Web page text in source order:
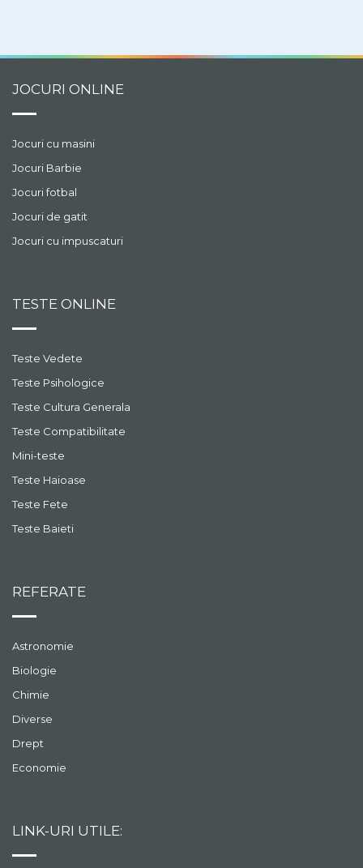
JOCURI ONLINE
Jocuri cu masini
Jocuri Barbie
Jocuri fotbal
Jocuri de gatit
Jocuri cu impuscaturi
TESTE ONLINE
Teste Vedete
Teste Psihologice
Teste Cultura Generala
Teste Compatibilitate
Mini-teste
Teste Haioase
Teste Fete
Teste Baieti
REFERATE
Astronomie
Biologie
Chimie
Diverse
Drept
Economie
LINK-URI UTILE: